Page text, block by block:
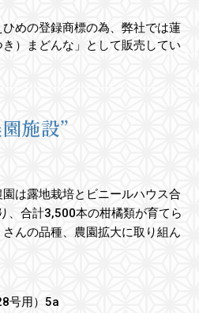
めの登録商標の為、弊社では蓮
）まどんな」として販売してい
施設”
は露地栽培とビニールハウス合
、合計3,500本の柑橘類が育てら
んの品種、農園拡大に取り組ん
号用）5a